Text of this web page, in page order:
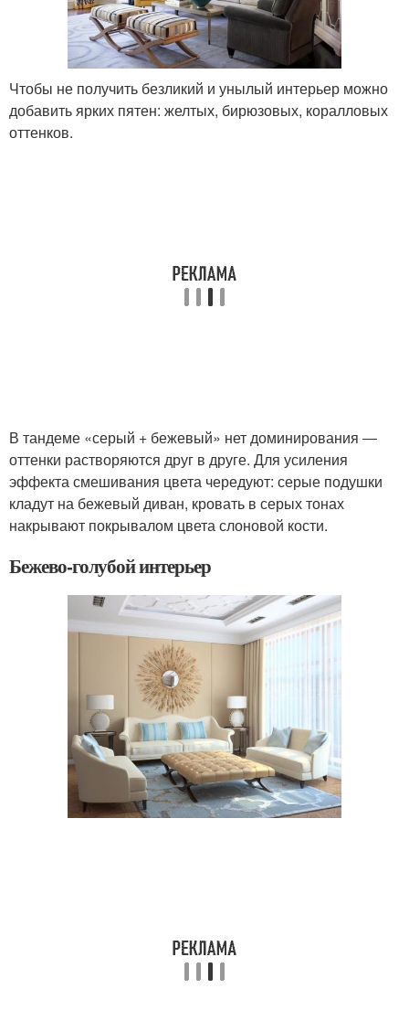
Чтобы не получить безликий и унылый интерьер можно
добавить ярких пятен: желтых, бирюзовых, коралловых
оттенков.
В тандеме «серый + бежевый» нет доминирования ―
оттенки растворяются друг в друге. Для усиления
эффекта смешивания цвета чередуют: серые подушки
кладут на бежевый диван, кровать в серых тонах
накрывают покрывалом цвета слоновой кости.
Бежево-голубой интерьер